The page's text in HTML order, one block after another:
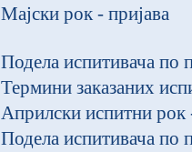
Мајски рок - пријава
Подела испитивача по
Термини заказаних
Априлски испитни рок
Подела испитивача по